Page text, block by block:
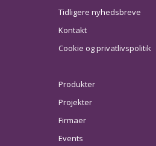
Tidligere nyhedsbreve
Kontakt
Cookie og privatlivspolitik
Produkter
Projekter
Firmaer
Events